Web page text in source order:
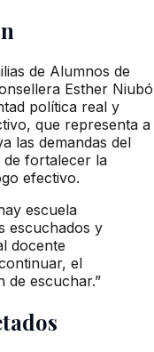
de Alumnos de
Esther Niubó
política real y
que representa a
las demandas del
de fortalecer la
efectivo.
escuela
escuchados y
docente
el
de escuchar.”